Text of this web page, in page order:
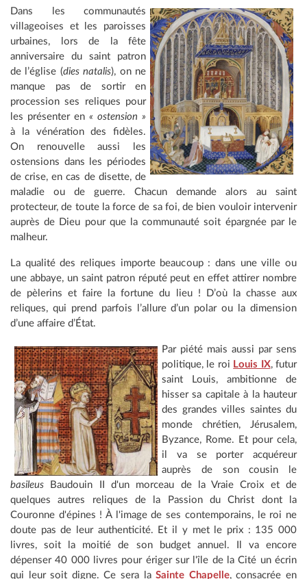
Dans les communautés
villageoises et les paroisses
urbaines, lors de la fête
anniversaire du saint patron
de l’église (dies natalis), on ne
manque pas de sortir en
procession ses reliques pour
les présenter en « ostension »
à la vénération des fidèles.
On renouvelle aussi les
ostensions dans les périodes
de crise, en cas de disette, de
maladie ou de guerre. Chacun demande alors au saint
protecteur, de toute la force de sa foi, de bien vouloir intervenir
auprès de Dieu pour que la communauté soit épargnée par le
malheur.
La qualité des reliques importe beaucoup : dans une ville ou
une abbaye, un saint patron réputé peut en effet attirer nombre
de pèlerins et faire la fortune du lieu ! D’où la chasse aux
reliques, qui prend parfois l’allure d’un polar ou la dimension
d’une affaire d’État.
Par piété mais aussi par sens
politique, le roi Louis IX, futur
saint Louis, ambitionne de
hisser sa capitale à la hauteur
des grandes villes saintes du
monde chrétien, Jérusalem,
Byzance, Rome. Et pour cela,
il va se porter acquéreur
auprès de son cousin le
basileus Baudouin II d'un morceau de la Vraie Croix et de
quelques autres reliques de la Passion du Christ dont la
Couronne d'épines ! À l'image de ses contemporains, le roi ne
doute pas de leur authenticité. Et il y met le prix : 135 000
livres, soit la moitié de son budget annuel. Il va encore
dépenser 40 000 livres pour ériger sur l'île de la Cité un écrin
qui leur soit digne. Ce sera laSainte Chapelle, consacrée en